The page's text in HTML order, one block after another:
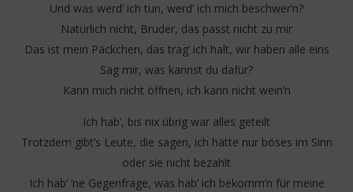
Und was werd’ ich tun, werd’ ich mich beschwer’n?
Natürlich nicht, Bruder, das passt nicht zu mir
Das ist mein Päckchen, das trag’ ich halt, wir haben alle eins
Sag mir, was kannst du dafür?
Kann mich nicht öffnen, ich kann nicht wein’n
Ich hab’, bis nix übrig war alles geteilt
Trotzdem gibt’s Leute, die sagen, ich hätte nur böses im Sinn
oder sie nicht bezahlt
Ich hab’ ‘ne Gegenfrage, was hab’ ich bekomm’n für meine